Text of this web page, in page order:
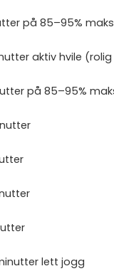
på 85–95%
aktiv hvile
på 85–95%
lett jogg